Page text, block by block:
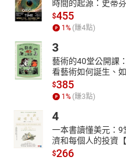
時間的起源：史蒂
$455
1% (賺4點)
3
藝術的40堂公開課
看藝術如何誕生、
$385
1% (賺3點)
4
一本書讀懂美元：
濟和每個人的投資【
$266